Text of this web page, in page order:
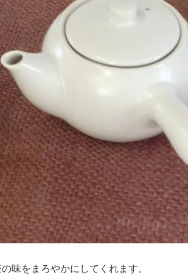
味をまろやかにしてくれます。